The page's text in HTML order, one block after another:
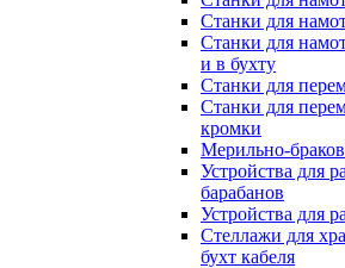
Станки для
Станки для
и в бухту
Станки для
Станки для
кромки
Мерильно-
Устройства для
барабанов
Устройства для
Стеллажи для
бухт кабеля